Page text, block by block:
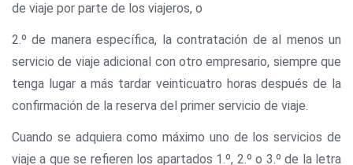
de viaje por parte de los viajeros, o
2.º de manera específica, la contratación de al menos un
servicio de viaje adicional con otro empresario, siempre que
tenga lugar a más tardar veinticuatro horas después de la
confirmación de la reserva del primer servicio de viaje.
Cuando se adquiera como máximo uno de los servicios de
viaje a que se refieren los apartados 1.º, 2.º o 3.º de la letra